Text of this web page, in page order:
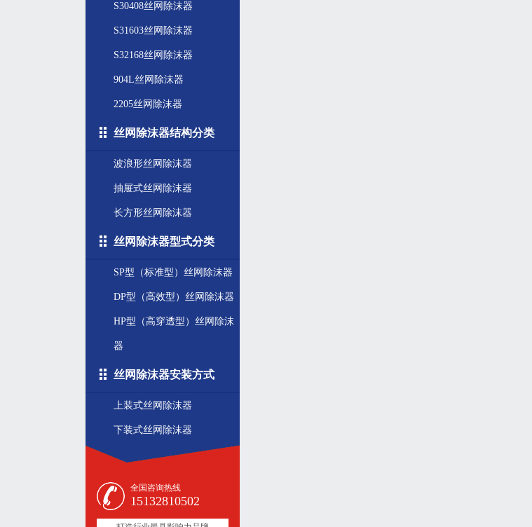
S30408丝网除沫器
S31603丝网除沫器
S32168丝网除沫器
904L丝网除沫器
2205丝网除沫器
丝网除沫器结构分类
波浪形丝网除沫器
抽屉式丝网除沫器
长方形丝网除沫器
丝网除沫器型式分类
SP型（标准型）丝网除沫器
DP型（高效型）丝网除沫器
HP型（高穿透型）丝网除沫
器
丝网除沫器安装方式
上装式丝网除沫器
下装式丝网除沫器
全国咨询热线
15132810502